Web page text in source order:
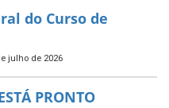
do Curso de
julho de 2026
PRONTO